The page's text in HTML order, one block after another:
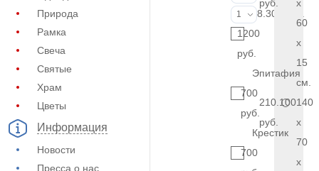
Природа
Рамка
Свеча
Святые
Храм
Цветы
Информация
Новости
Пресса о нас
Фото на
1
8.300 руб.
1200
руб.
Эпитафия
700
руб.
Крестик
700
руб.
x
60
x
15
см.
210.100
руб.
140
x
70
x